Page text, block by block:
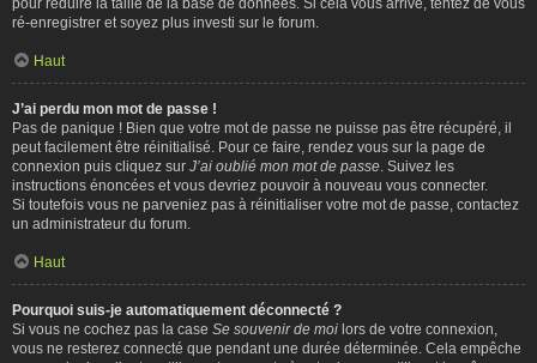
ré-enregistrer et soyez plus investi sur le forum.
Haut
J’ai perdu mon mot de passe !
Pas de panique ! Bien que votre mot de passe ne puisse pas être récupéré, il
peut facilement être réinitialisé. Pour ce faire, rendez vous sur la page de
connexion puis cliquez sur J’ai oublié mon mot de passe . Suivez les
instructions énoncées et vous devriez pouvoir à nouveau vous connecter.
Si toutefois vous ne parveniez pas à réinitialiser votre mot de passe, contactez
un administrateur du forum.
Haut
Pourquoi suis-je automatiquement déconnecté ?
Si vous ne cochez pas la case Se souvenir de moi lors de votre connexion,
vous ne resterez connecté que pendant une durée déterminée. Cela empêche